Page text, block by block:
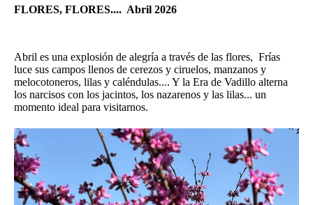
FLORES, FLORES.... Abril 2026
Abril es una explosión de alegría a través de las flores, Frías
luce sus campos llenos de cerezos y ciruelos, manzanos y
melocotoneros, lilas y caléndulas.... Y la Era de Vadillo alterna
los narcisos con los jacintos, los nazarenos y las lilas... un
momento ideal para visitarnos.